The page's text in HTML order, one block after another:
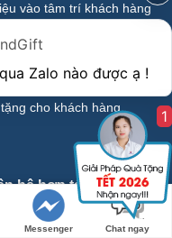
vào tâm trí khách hàng
sản phẩm, chuẩn
,
chúng tôi không dám
cho khách hàng.
hê hợp tác
thiệu BrandGift
Messenger Chat ngay
1